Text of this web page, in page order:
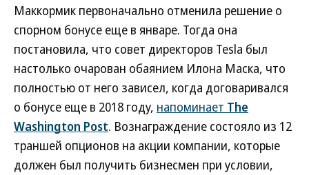
Маккормик первоначально отменила решение о
спорном бонусе еще в январе. Тогда она
постановила, что совет директоров Tesla был
настолько очарован обаянием Илона Маска, что
полностью от него зависел, когда договаривался
о бонусе еще в 2018 году, напоминает The
Washington Post. Вознаграждение состояло из 12
траншей опционов на акции компании, которые
должен был получить бизнесмен при условии,